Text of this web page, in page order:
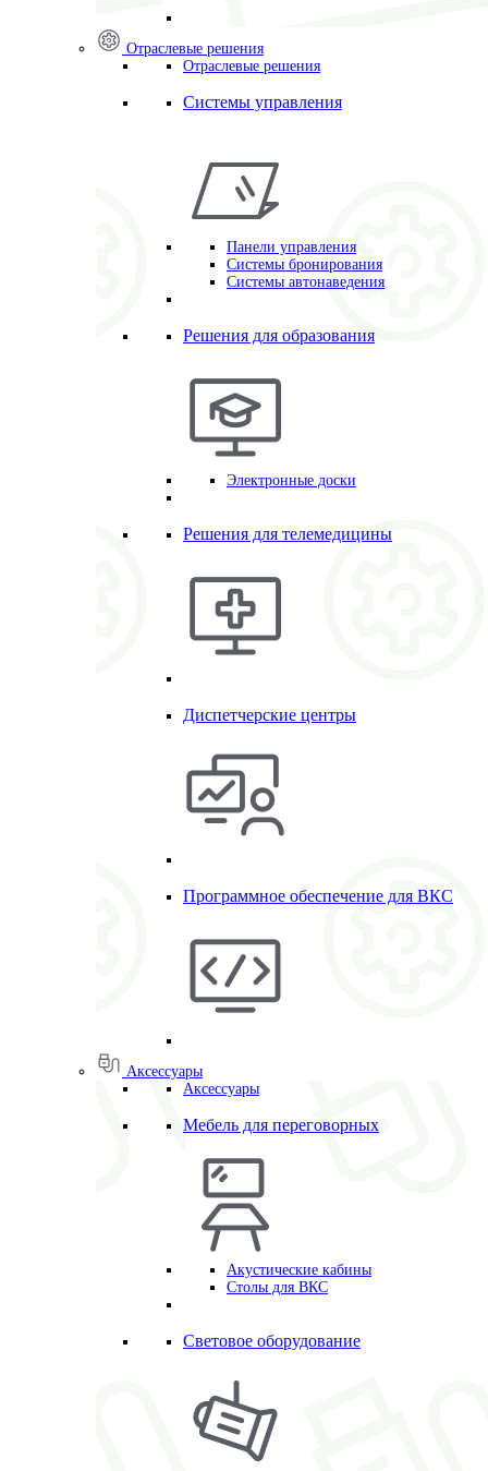
Отраслевые решения
Отраслевые решения
Системы управления
Панели управления
Системы бронирования
Системы автонаведения
Решения для образования
Электронные доски
Решения для телемедицины
Диспетчерские центры
Программное обеспечение для ВКС
Аксессуары
Аксессуары
Мебель для переговорных
Акустические кабины
Столы для ВКС
Световое оборудование